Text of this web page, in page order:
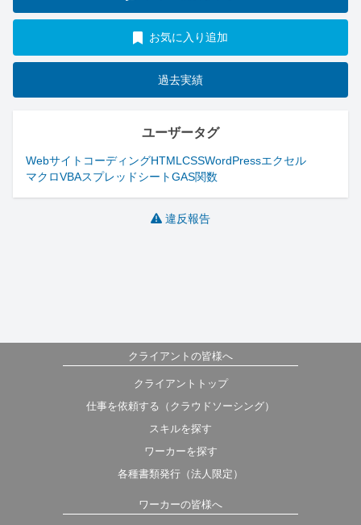
お気に入り追加
過去実績
ユーザータグ
Webサイト コーディングHTML CSSWordPressエクセル
マクロVBAスプレッドシートGAS関数
違反報告
クライアントの皆様へ
クライアントトップ
仕事を依頼する（クラウドソーシング）
スキルを探す
ワーカーを探す
各種書類発行（法人限定）
ワーカーの皆様へ